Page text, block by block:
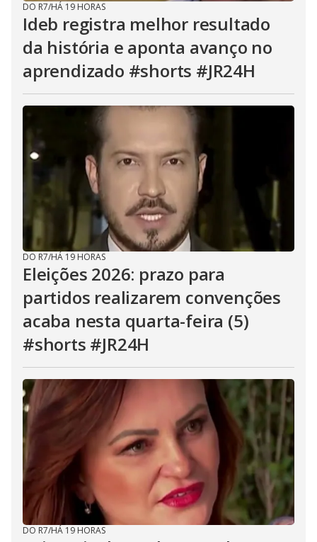
DO R7/HÁ 19 HORAS
Ideb registra melhor resultado
da história e aponta avanço no
aprendizado #shorts #JR24H
DO R7/HÁ 19 HORAS
Eleições 2026: prazo para
partidos realizarem convenções
acaba nesta quarta-feira (5)
#shorts #JR24H
DO R7/HÁ 19 HORAS